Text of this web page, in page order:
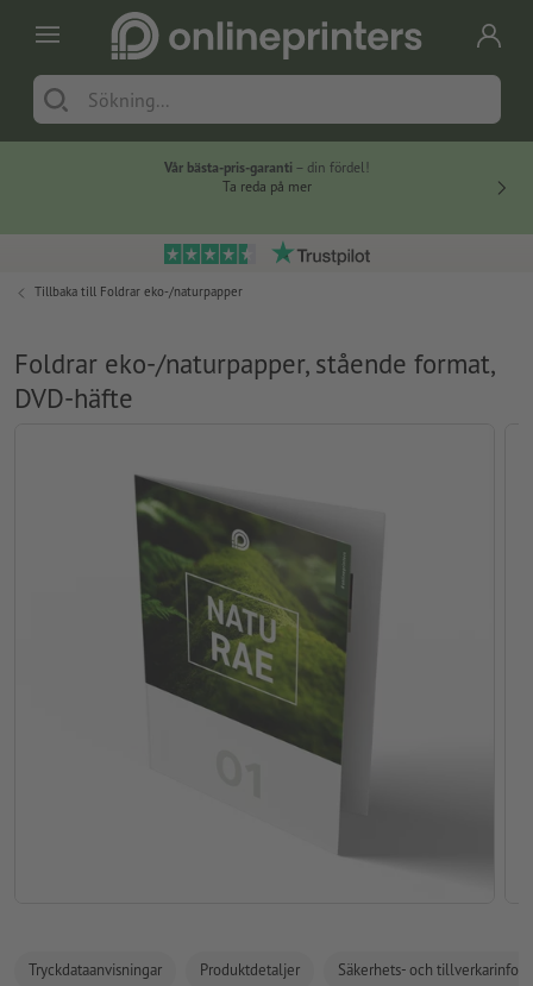
Vår bästa-pris-garanti – din fördel!
Ta reda på mer
Tillbaka till Foldrar eko-/naturpapper
Foldrar eko-/naturpapper, stående format,
DVD-häfte
Tryckdataanvisningar Produktdetaljer Säkerhets- och